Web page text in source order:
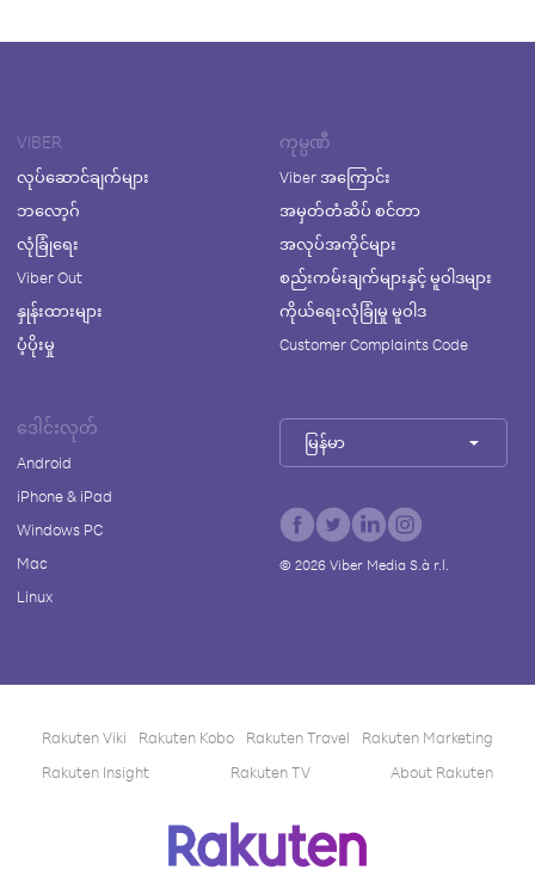
VIBER
လုပ်ဆောင်ချက်များ
ဘလော့ဂ်
လုံခြုံရေး
Viber Out
နှုန်းထားများ
ပံ့ပိုးမှု
ကုမ္ပဏီ
Viber အကြောင်း
အမှတ်တံဆိပ် စင်တာ
အလုပ်အကိုင်များ
စည်းကမ်းချက်များနှင့် မူဝါဒများ
ကိုယ်ရေးလုံခြုံမှု မူဝါဒ
Customer Complaints Code
ဒေါင်းလုတ်
Android
iPhone & iPad
Windows PC
Mac
Linux
မြန်မာ
© 2026Viber Media S.à r.l.
Rakuten Viki Rakuten Kobo Rakuten Travel
Rakuten Marketing
Rakuten Insight
Rakuten TV About Rakuten